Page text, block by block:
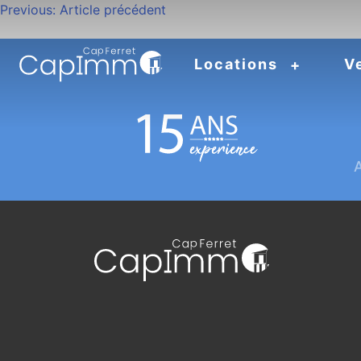
Locations
Navigation
de
l’article
Previous: Article précédent